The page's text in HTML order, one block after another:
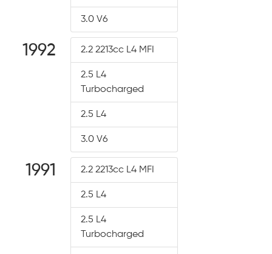
3.0 V6
1992 2.2 2213cc L4 MFI
2.5 L4
Turbocharged
2.5 L4
3.0 V6
1991 2.2 2213cc L4 MFI
2.5 L4
2.5 L4
Turbocharged